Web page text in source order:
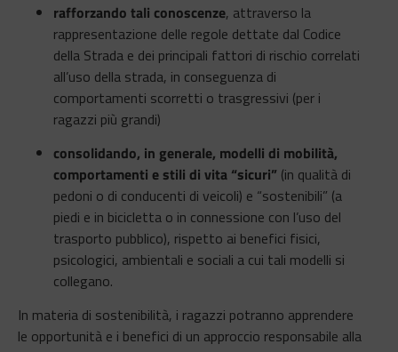
rafforzando tali conoscenze, attraverso la
rappresentazione delle regole dettate dal Codice
della Strada e dei principali fattori di rischio correlati
all’uso della strada, in conseguenza di
comportamenti scorretti o trasgressivi (per i
ragazzi più grandi)
consolidando, in generale, modelli di mobilità,
comportamenti e stili di vita “sicuri” (in qualità di
pedoni o di conducenti di veicoli) e “sostenibili” (a
piedi e in bicicletta o in connessione con l’uso del
trasporto pubblico), rispetto ai benefici fisici,
psicologici, ambientali e sociali a cui tali modelli si
collegano.
In materia di sostenibilità, i ragazzi potranno apprendere
le opportunità e i benefici di un approccio responsabile alla